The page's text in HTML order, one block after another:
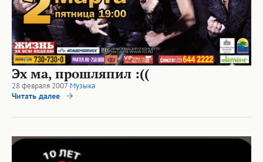
Эх ма, прошляпил :((
28 февраля 2007·Музыка
Читать далее